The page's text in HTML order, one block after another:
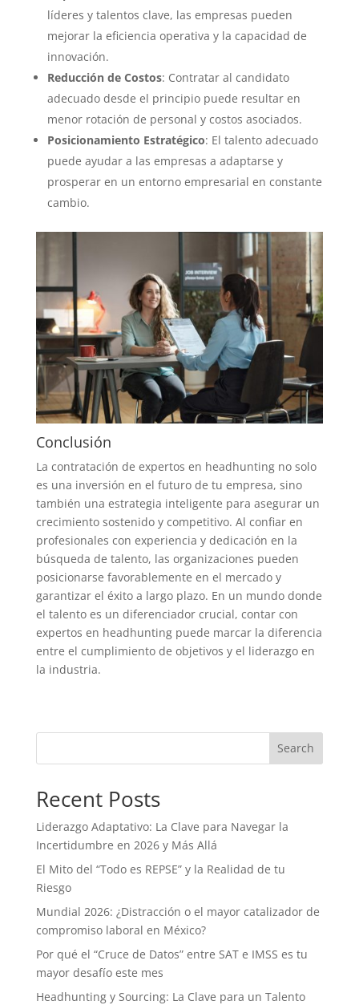
líderes y talentos clave, las empresas pueden
mejorar la eficiencia operativa y la capacidad de
innovación.
Reducción de Costos: Contratar al candidato
adecuado desde el principio puede resultar en
menor rotación de personal y costos asociados.
Posicionamiento Estratégico: El talento adecuado
puede ayudar a las empresas a adaptarse y
prosperar en un entorno empresarial en constante
cambio.
Conclusión
La contratación de expertos en headhunting no solo
es una inversión en el futuro de tu empresa, sino
también una estrategia inteligente para asegurar un
crecimiento sostenido y competitivo. Al confiar en
profesionales con experiencia y dedicación en la
búsqueda de talento, las organizaciones pueden
posicionarse favorablemente en el mercado y
garantizar el éxito a largo plazo. En un mundo donde
el talento es un diferenciador crucial, contar con
expertos en headhunting puede marcar la diferencia
entre el cumplimiento de objetivos y el liderazgo en
la industria.
Search
Recent Posts
Liderazgo Adaptativo: La Clave para Navegar la
Incertidumbre en 2026 y Más Allá
El Mito del “Todo es REPSE” y la Realidad de tu
Riesgo
Mundial 2026: ¿Distracción o el mayor catalizador de
compromiso laboral en México?
Por qué el “Cruce de Datos” entre SAT e IMSS es tu
mayor desafío este mes
Headhunting y Sourcing: La Clave para un Talento